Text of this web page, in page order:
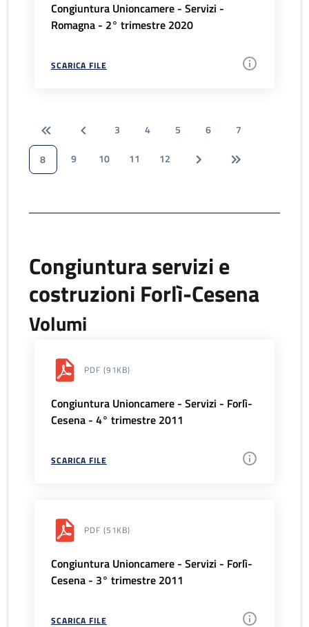
Congiuntura Unioncamere - Servizi -
Romagna - 2° trimestre 2020
SCARICA FILE
3 4 5 6
7
8
9 10 11 12
Congiuntura servizi e
costruzioni Forlì-Cesena
Volumi
PDF (91KB)
Congiuntura Unioncamere - Servizi - Forlì-
Cesena - 4° trimestre 2011
SCARICA FILE
PDF (51KB)
Congiuntura Unioncamere - Servizi - Forlì-
Cesena - 3° trimestre 2011
SCARICA FILE